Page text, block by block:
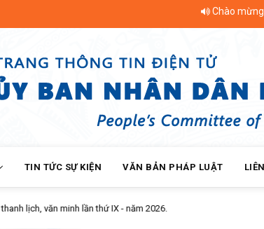
Chào mừng bạn
TIN TỨC SỰ KIỆN VĂN BẢN PHÁP LUẬT
Hội Nông dân phường Chi Lăng bàn giao nhà Mái ấm nông dân